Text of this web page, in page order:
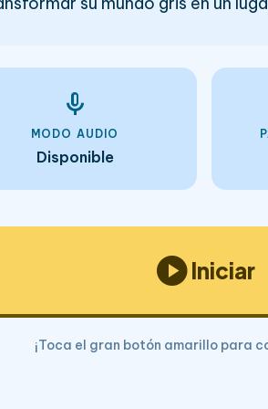
mic
MODO AUDIO
Disponible
play_circleIniciar
¡Toca el gran botón amarillo para